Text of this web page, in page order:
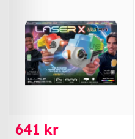
641 kr